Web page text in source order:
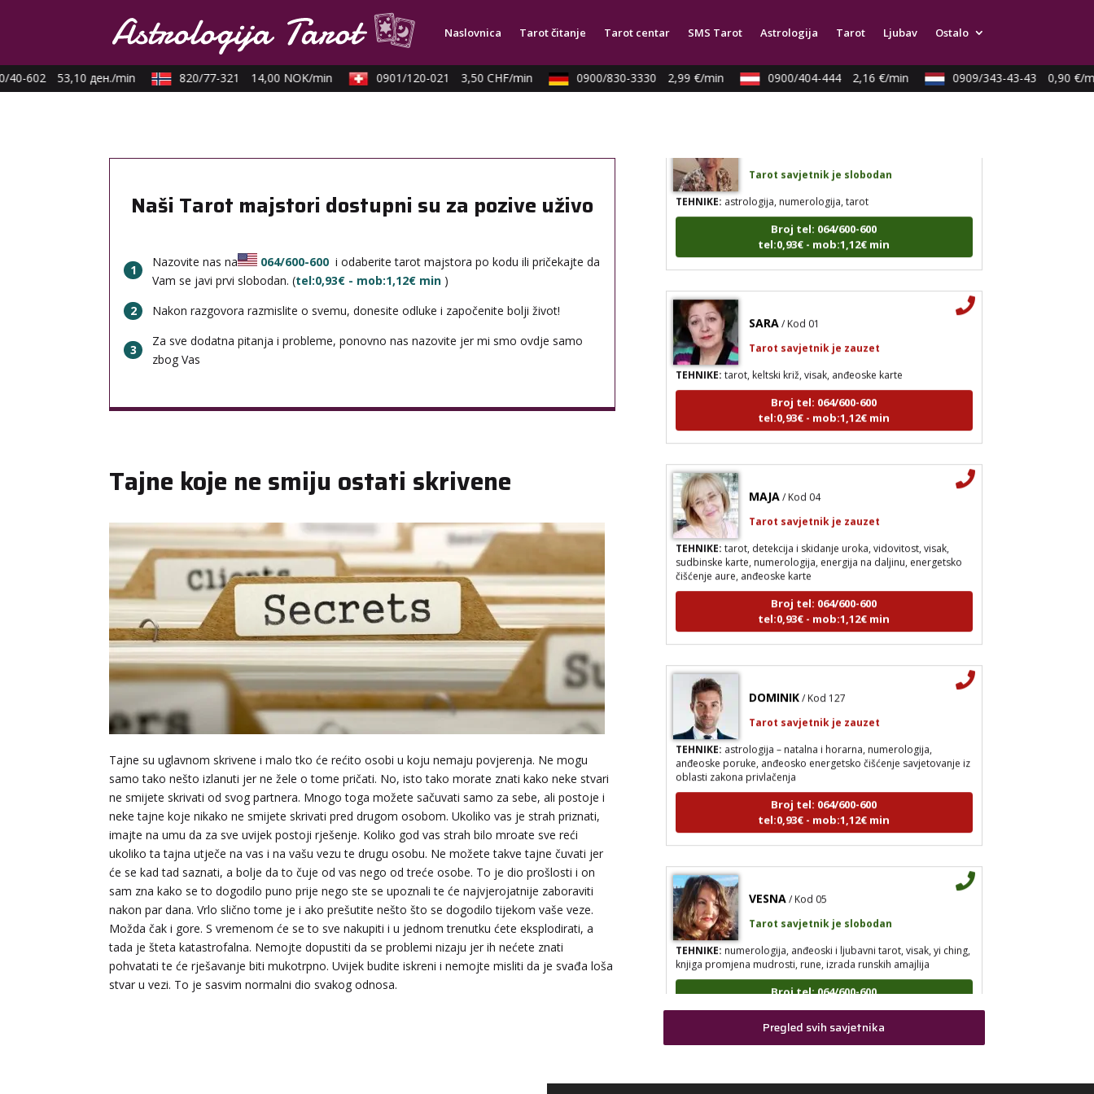
Naslovnica Tarot čitanje Tarot centar SMS Tarot Astrologija Tarot Ljubav Ostalo
40-602 53,10 ден./min 820/77-321 14,00 NOK/min 0901/120-021 3,50 CHF/min 0900/830-3330 2,99 €/min 0900/404-444 2,16 €/min 0909/343-43-43 0,90 €/
Naši Tarot majstori dostupni su za pozive uživo
1
Nazovite nas na 064/600-600 i odaberite tarot majstora po kodu ili pričekajte da
Vam se javi prvi slobodan. (tel:0,93€ - mob:1,12€ min )
2
Nakon razgovora razmislite o svemu, donesite odluke i započenite bolji život!
3
Za sve dodatna pitanja i probleme, ponovno nas nazovite jer mi smo ovdje samo
zbog Vas
Tajne koje ne smiju ostati skrivene
Tajne su uglavnom skrivene i malo tko će rećito osobi u koju nemaju povjerenja. Ne mogu
samo tako nešto izlanuti jer ne žele o tome pričati. No, isto tako morate znati kako neke stvari
ne smijete skrivati od svog partnera. Mnogo toga možete sačuvati samo za sebe, ali postoje i
neke tajne koje nikako ne smijete skrivati pred drugom osobom. Ukoliko vas je strah priznati,
imajte na umu da za sve uvijek postoji rješenje. Koliko god vas strah bilo mroate sve reći
ukoliko ta tajna utječe na vas i na vašu vezu te drugu osobu. Ne možete takve tajne čuvati jer
će se kad tad saznati, a bolje da to čuje od vas nego od treće osobe. To je dio prošlosti i on
sam zna kako se to dogodilo puno prije nego ste se upoznali te će najvjerojatnije zaboraviti
nakon par dana. Vrlo slično tome je i ako prešutite nešto što se dogodilo tijekom vaše veze.
Možda čak i gore. S vremenom će se to sve nakupiti i u jednom trenutku ćete eksplodirati, a
tada je šteta katastrofalna. Nemojte dopustiti da se problemi nizaju jer ih nećete znati
pohvatati te će rješavanje biti mukotrpno. Uvijek budite iskreni i nemojte misliti da je svađa loša
stvar u vezi. To je sasvim normalni dio svakog odnosa.
tel:0,93€ - mob:1,12€ min
TEHNIKE:astrologija, numerologija, tarot
Broj tel: 064/600-600
tel:0,93€ - mob:1,12€ min
TEHNIKE:tarot, keltski križ, visak, anđeoske karte
Broj tel: 064/600-600
tel:0,93€ - mob:1,12€ min
TEHNIKE:tarot, detekcija i skidanje uroka, vidovitost, visak,
sudbinske karte, numerologija, energija na daljinu, energetsko
čišćenje aure, anđeoske karte
Broj tel: 064/600-600
tel:0,93€ - mob:1,12€ min
TEHNIKE:astrologija – natalna i horarna, numerologija,
anđeoske poruke, anđeosko energetsko čišćenje savjetovanje iz
oblasti zakona privlačenja
Broj tel: 064/600-600
tel:0,93€ - mob:1,12€ min
TEHNIKE:numerologija, anđeoski i ljubavni tarot, visak, yi ching,
knjiga promjena mudrosti, rune, izrada runskih amajlija
Broj tel: 064/600-600
tel:0,93€ - mob:1,12€ min
Pregled svih savjetnika